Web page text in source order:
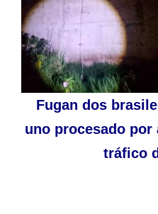
Fugan dos
uno procesado
tráfico